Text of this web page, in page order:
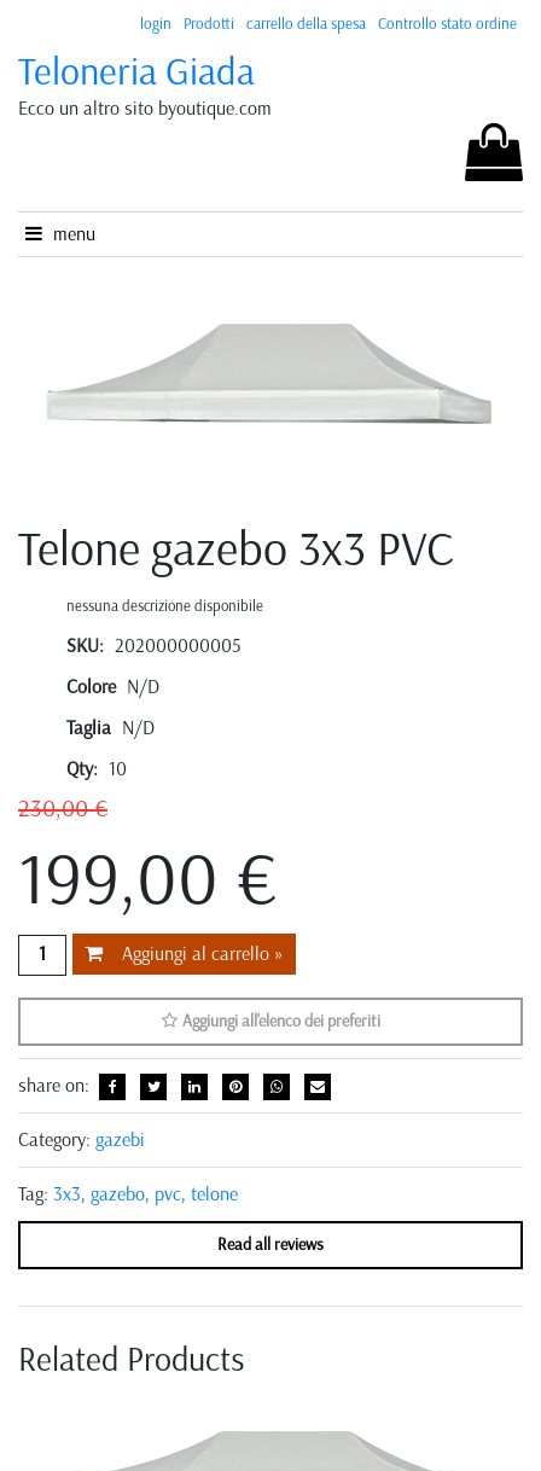
login Prodotti carrello della spesa Controllo stato ordine
Teloneria Giada
Ecco un altro sito byoutique.com
menu
Telone gazebo 3x3 PVC
nessuna descrizione disponibile
SKU: 202000000005
Colore N/D
Taglia N/D
Qty: 10
230,00 €
199,00 €
Aggiungi al carrello »
Aggiungi all'elenco dei preferiti
share on:
Category: gazebi
Tag: 3x3, gazebo, pvc, telone
Read all reviews
Related Products